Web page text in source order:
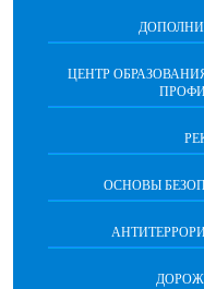
ЦЕНТР
ОСНОВЫ